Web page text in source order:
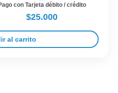
con Tarjeta débito / crédito
$25.000
al carrito